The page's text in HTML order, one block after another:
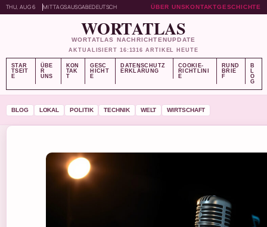
THU, AUG 6 MITTAGSAUSGABEDEUTSCH ÜBER UNSKONTAKTGESCHICHTE
WORTATLAS
WORTATLAS NACHRICHTENUPDATE
AKTUALISIERT 16:1316 ARTIKEL HEUTE
STAR
TSEIT
E
ÜBE
R
UNS
KON
TAK
T
GESC
HICHT
E
DATENSCHUTZ
ERKLÄRUNG
COOKIE-
RICHTLINI
E
RUND
BRIE
F
B
L
O
G
BLOG LOKAL POLITIK TECHNIK WELT WIRTSCHAFT